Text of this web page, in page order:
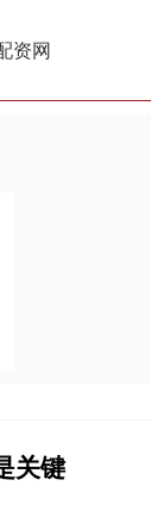
资网
关键